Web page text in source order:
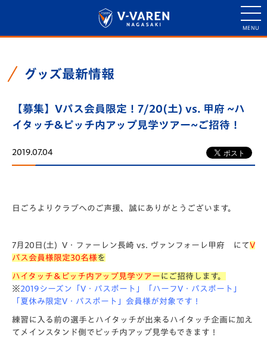
グッズ最新情報
【募集】Vパス会員限定！7/20(土) vs. 甲府 ~ハ
イタッチ&ピッチ内アップ見学ツアー~ご招待！
2019.07.04
日ごろよりクラブへのご声援、誠にありがとうございます。
7月20日(土) V・ファーレン長崎 vs. ヴァンフォーレ甲府 にてV
パス会員様限定30名様を
ハイタッチ＆ピッチ内アップ見学ツアー にご招待します。
※2019シーズン「V・パスポート」「ハーフV・パスポート」
「夏休み限定V・パスポート」会員様が対象です！
練習に入る前の選手とハイタッチが出来るハイタッチ企画に加え
てメインスタンド側でピッチ内アップ見学もできます！